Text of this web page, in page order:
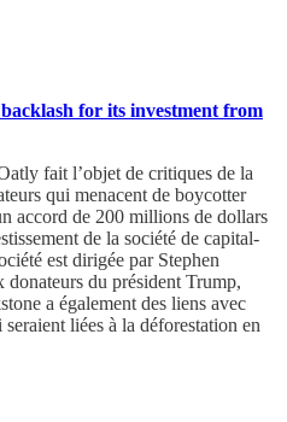
for its investment from
fait l’objet de critiques de la
qui menacent de boycotter
accord de 200 millions de dollars
de la société de capital-
est dirigée par Stephen
du président Trump,
a également des liens avec
liées à la déforestation en